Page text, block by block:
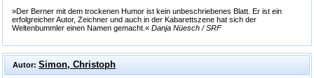
»Der Berner mit dem trockenen Humor ist kein unbeschriebenes Blatt. Er ist ein
erfolgreicher Autor, Zeichner und auch in der Kabarettszene hat sich der
Weltenbummler einen Namen gemacht.«Danja Nüesch / SRF
Autor:Simon, Christoph